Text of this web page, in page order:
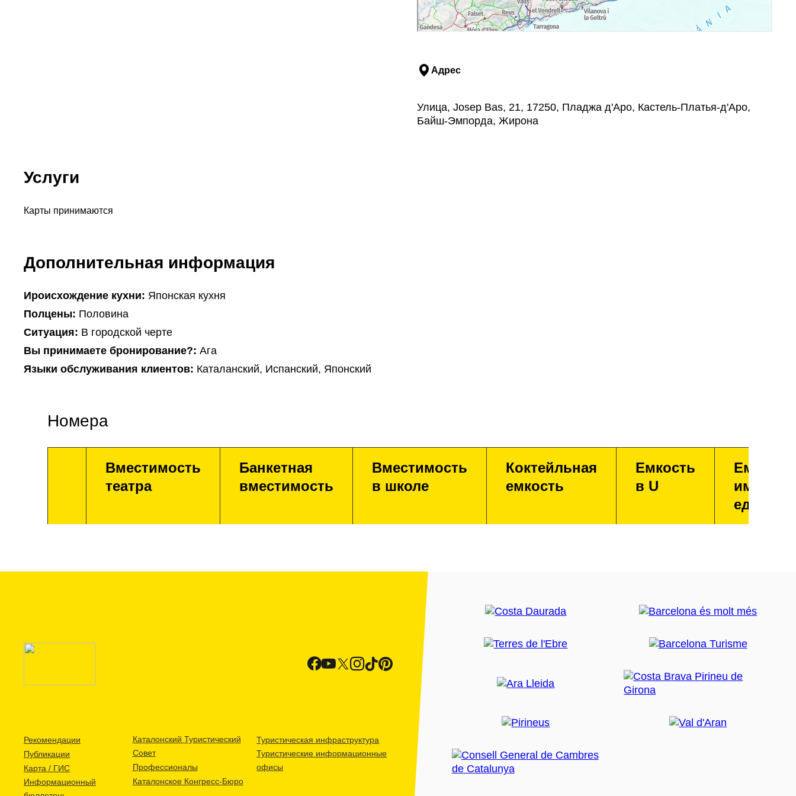
Адрес
Улица, Josep Bas, 21, 17250, Пладжа д'Аро, Кастель-Платья-д'Аро,
Байш-Эмпорда, Жирона
Услуги
Карты принимаются
Дополнительная информация
Ироисхождение кухни: Японская кухня
Полцены: Половина
Ситуация: В городской черте
Вы принимаете бронирование?: Ага
Языки обслуживания клиентов: Каталанский, Испанский, Японский
Номера
Вместимость
театра
Банкетная
вместимость
Вместимость
в школе
Коктейльная
емкость
Емкость
в U
Рекомендации
Публикации
Карта / ГИС
Информационный
Каталонский Туристический
Совет
Профессионалы
Каталонское Конгресс-Бюро
Туристическая инфраструктура
Туристические информационные
офисы